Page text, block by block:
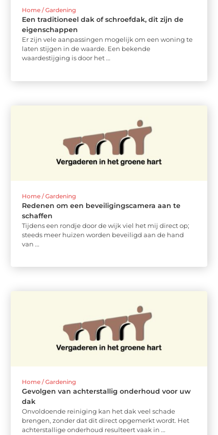
Home / Gardening
Een traditioneel dak of schroefdak, dit zijn de
eigenschappen
Er zijn vele aanpassingen mogelijk om een woning te
laten stijgen in de waarde. Een bekende
waardestijging is door het ...
Home / Gardening
Redenen om een beveiligingscamera aan te
schaffen
Tijdens een rondje door de wijk viel het mij direct op;
steeds meer huizen worden beveiligd aan de hand
van ...
Home / Gardening
Gevolgen van achterstallig onderhoud voor uw
dak
Onvoldoende reiniging kan het dak veel schade
brengen, zonder dat dit direct opgemerkt wordt. Het
achterstallige onderhoud resulteert vaak in ...